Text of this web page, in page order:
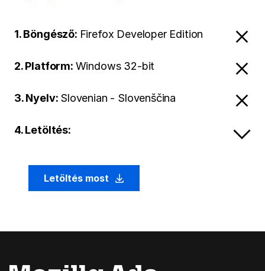
1. Böngésző: Firefox Developer Edition
2. Platform: Windows 32-bit
3. Nyelv: Slovenian - Slovenščina
4. Letöltés:
Letöltés most